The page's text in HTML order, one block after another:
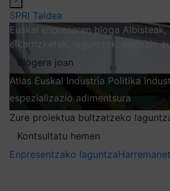
SPRI Taldea
Euskal enpresaren bloga Albisteak,
elkarrizketak, laguntzak, negozio
Blogera joan
Atlas Euskal Industria Politika
espezializazio adimentsura
Zure proiektua bultzatzeko
Kontsultatu hemen
Enpresentzako laguntza